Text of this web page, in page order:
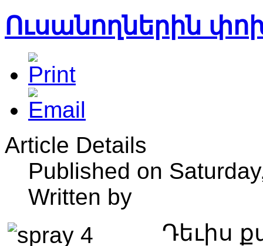
Ուսանողներին
Article Details
Published on
Written by
Դեւիս